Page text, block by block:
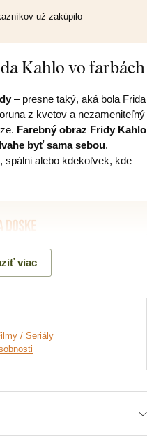
Kahlo vo farbách
– presne taký, aká bola Frida
z kvetov a nezameniteľný
Farebný obraz Fridy Kahlo
byť sama sebou.
spálni alebo kdekoľvek, kde
tomnajpokročilejšie
laserovej technológie,
elegantný tmavohnedý okraj,
viac
už zakúpilo
/ Seriály